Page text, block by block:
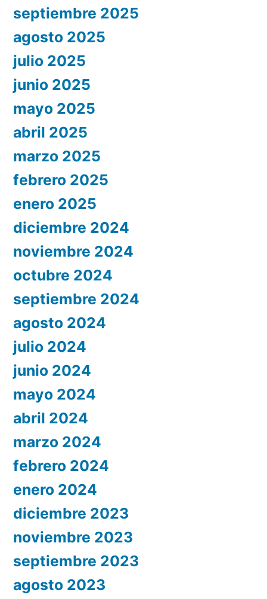
septiembre 2025
agosto 2025
julio 2025
junio 2025
mayo 2025
abril 2025
marzo 2025
febrero 2025
enero 2025
diciembre 2024
noviembre 2024
octubre 2024
septiembre 2024
agosto 2024
julio 2024
junio 2024
mayo 2024
abril 2024
marzo 2024
febrero 2024
enero 2024
diciembre 2023
noviembre 2023
septiembre 2023
agosto 2023